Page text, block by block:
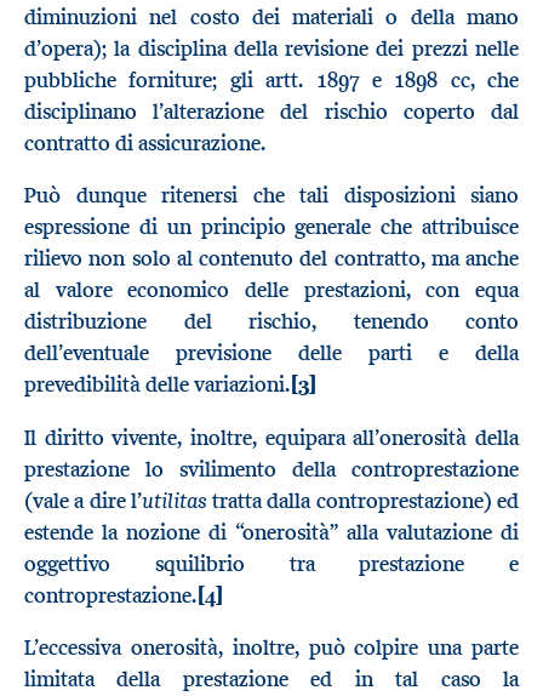
diminuzioni nel costo dei materiali o della mano
d’opera); la disciplina della revisione dei prezzi nelle
pubbliche forniture; gli artt. 1897 e 1898 cc, che
disciplinano l’alterazione del rischio coperto dal
contratto di assicurazione.
Può dunque ritenersi che tali disposizioni siano
espressione di un principio generale che attribuisce
rilievo non solo al contenuto del contratto, ma anche
al valore economico delle prestazioni, con equa
distribuzione del rischio, tenendo conto
dell’eventuale previsione delle parti e della
prevedibilità delle variazioni.[3]
Il diritto vivente, inoltre, equipara all’onerosità della
prestazione lo svilimento della controprestazione
(vale a dire l’utilitastratta dalla controprestazione) ed
estende la nozione di “onerosità” alla valutazione di
oggettivo squilibrio tra prestazione e
controprestazione.[4]
L’eccessiva onerosità, inoltre, può colpire una parte
limitata della prestazione ed in tal caso la